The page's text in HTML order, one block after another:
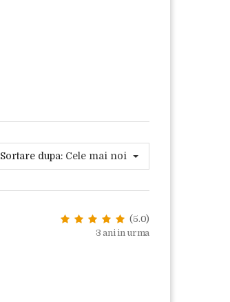
Sortare dupa: Cele mai noi
(5.0)
3 ani in urma